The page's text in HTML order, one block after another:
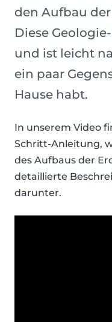
den Aufbau
Diese
und ist leicht
ein paar
Hause habt.
In unserem Video
Schritt-Anleitung,
des Aufbaus der
detaillierte
darunter.